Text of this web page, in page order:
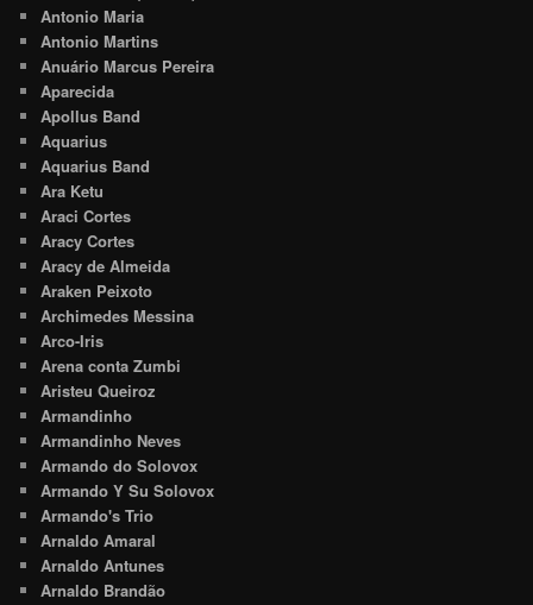
Antonio Maria
Antonio Martins
Anuário Marcus Pereira
Aparecida
Apollus Band
Aquarius
Aquarius Band
Ara Ketu
Araci Cortes
Aracy Cortes
Aracy de Almeida
Araken Peixoto
Archimedes Messina
Arco-Iris
Arena conta Zumbi
Aristeu Queiroz
Armandinho
Armandinho Neves
Armando do Solovox
Armando Y Su Solovox
Armando's Trio
Arnaldo Amaral
Arnaldo Antunes
Arnaldo Brandão